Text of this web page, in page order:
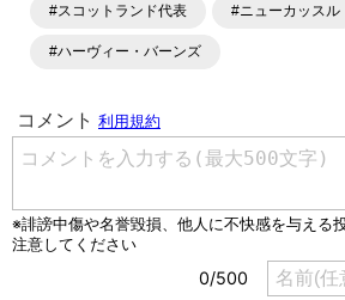
#スコットランド代表 #ニューカッスル
#ハーヴィー・バーンズ